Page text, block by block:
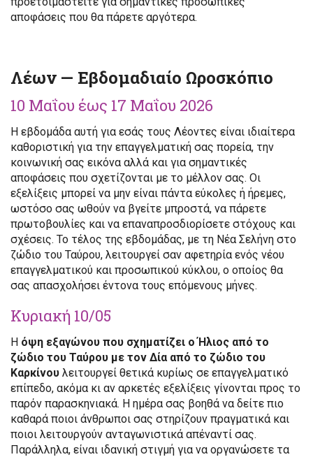
αποφάσεις που θα πάρετε αργότερα.
Λέων — Εβδομαδιαίο Ωροσκόπιο
10 Μαΐου έως 17 Μαΐου 2026
Η εβδομάδα αυτή για εσάς τους Λέοντες είναι ιδιαίτερα
καθοριστική για την επαγγελματική σας πορεία, την
κοινωνική σας εικόνα αλλά και για σημαντικές
αποφάσεις που σχετίζονται με το μέλλον σας. Οι
εξελίξεις μπορεί να μην είναι πάντα εύκολες ή ήρεμες,
ωστόσο σας ωθούν να βγείτε μπροστά, να πάρετε
πρωτοβουλίες και να επαναπροσδιορίσετε στόχους και
σχέσεις. Το τέλος της εβδομάδας, με τη Νέα Σελήνη στο
ζώδιο του Ταύρου, λειτουργεί σαν αφετηρία ενός νέου
επαγγελματικού και προσωπικού κύκλου, ο οποίος θα
σας απασχολήσει έντονα τους επόμενους μήνες.
Κυριακή 10/05
Η όψη εξαγώνου που σχηματίζει ο Ήλιος από το
ζώδιο του Ταύρου με τον Δία από το ζώδιο του
Καρκίνου λειτουργεί θετικά κυρίως σε επαγγελματικό
επίπεδο, ακόμα κι αν αρκετές εξελίξεις γίνονται προς το
παρόν παρασκηνιακά. Η ημέρα σας βοηθά να δείτε πιο
καθαρά ποιοι άνθρωποι σας στηρίζουν πραγματικά και
ποιοι λειτουργούν ανταγωνιστικά απέναντί σας.
Παράλληλα, είναι ιδανική στιγμή για να οργανώσετε τα